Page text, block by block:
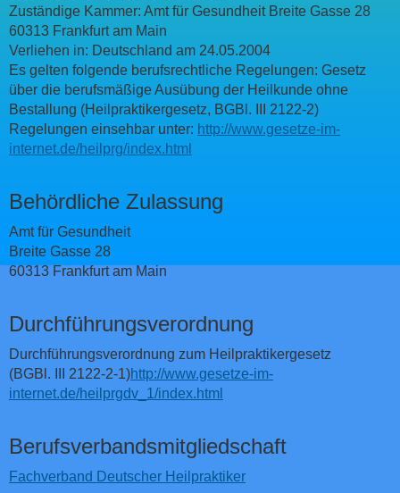
Zuständige Kammer: Amt für Gesundheit Breite Gasse 28
60313 Frankfurt am Main
Verliehen in: Deutschland am 24.05.2004
Es gelten folgende berufsrechtliche Regelungen: Gesetz
über die berufsmäßige Ausübung der Heilkunde ohne
Bestallung (Heilpraktikergesetz, BGBl. III 2122-2)
Regelungen einsehbar unter: http://www.gesetze-im-
internet.de/heilprg/index.html
Behördliche Zulassung
Amt für Gesundheit
Breite Gasse 28
60313 Frankfurt am Main
Durchführungsverordnung
Durchführungsverordnung zum Heilpraktikergesetz
(BGBl. III 2122-2-1)http://www.gesetze-im-
internet.de/heilprgdv_1/index.html
Berufsverbandsmitgliedschaft
Fachverband Deutscher Heilpraktiker